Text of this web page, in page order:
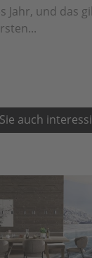
Jahr, und das
auch